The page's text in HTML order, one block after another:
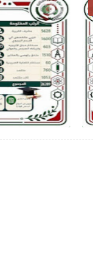
2026-07-28
ecoledz.net